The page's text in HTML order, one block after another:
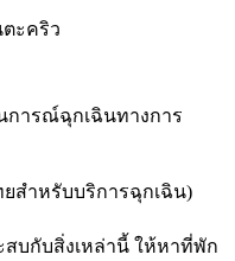
ตะคริว
การณ์ฉุกเฉินทางการ
ยสำหรับบริการฉุกเฉิน)
บกับสิ่งเหล่านี้ ให้หาที่พัก